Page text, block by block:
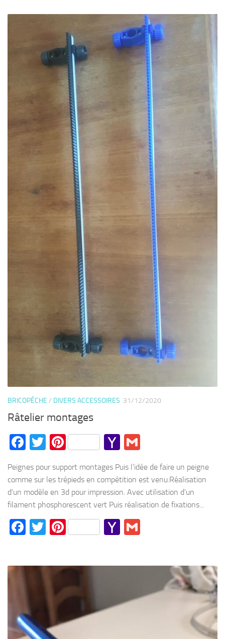
BRICOPÊCHE / DIVERS ACCESSOIRES 31/12/2020
Râtelier montages
Facebook
TwitterPinterestYahoo
Peignes pour support montages Puis l’idée de faire un peigne
comme sur les trépieds en compétition est venu.Réalisation
d’un modèle en 3d pour impression. Avec utilisation d’un
filament phosphorescent vert Puis réalisation de fixations...
Facebook
TwitterPinterestYahoo